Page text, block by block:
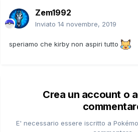
Zem1992
Inviato 14 novembre, 2019
speriamo che kirby non aspiri tutto
Crea un account o
E' necessario essere iscritto a